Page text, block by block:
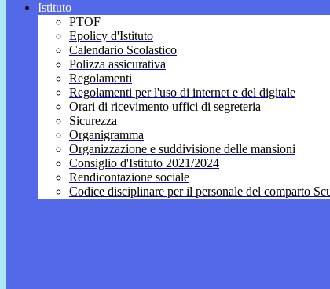
Istituto
PTOF
Epolicy d'Istituto
Calendario Scolastico
Polizza assicurativa
Regolamenti
Regolamenti per l'uso di internet e del digitale
Orari di ricevimento uffici di segreteria
Sicurezza
Organigramma
Organizzazione e suddivisione delle mansioni
Consiglio d'Istituto 2021/2024
Rendicontazione sociale
Codice disciplinare per il personale del comparto